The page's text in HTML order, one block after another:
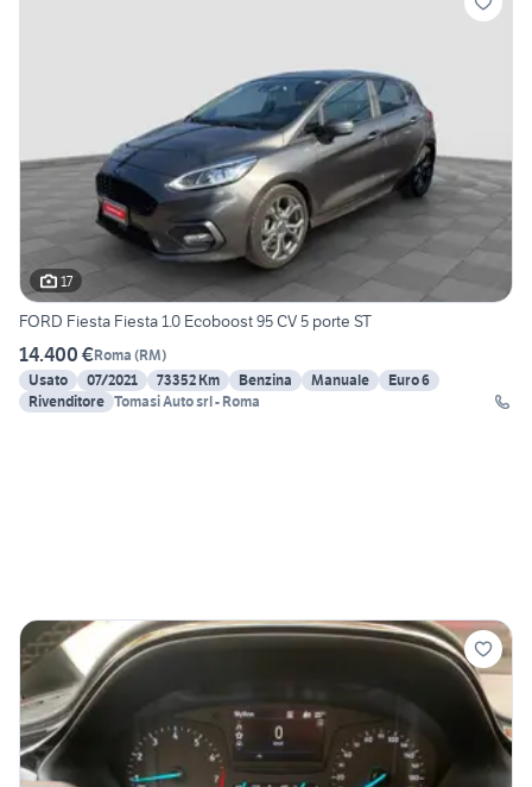
17
FORD Fiesta Fiesta 1.0 Ecoboost 95 CV 5 porte ST
14.400 €Roma (RM)
Usato
07/2021 73352 Km Benzina Manuale
Euro 6
Rivenditore Tomasi Auto srl - Roma